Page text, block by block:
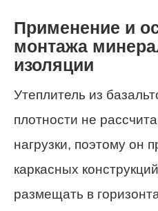
Применение и
монтажа
изоляции
Утеплитель из
плотности не
нагрузки, поэтому он
каркасных
размещать в